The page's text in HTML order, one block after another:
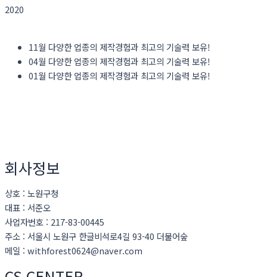
2020
11월 다양한 업종의 제작경험과 최고의 기술력 보유!
04월 다양한 업종의 제작경험과 최고의 기술력 보유!
01월 다양한 업종의 제작경험과 최고의 기술력 보유!
회사정보
상호 : 노원구청
대표 : 서준오
사업자번호 : 217-83-00445
주소 : 서울시 노원구 한글비석로4길 93-40 더불어숲
메일 : withforest0624@naver.com